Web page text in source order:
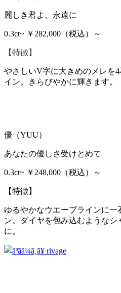
麗しき君よ、永遠に
0.3ct~ ￥282,000（税込）～
【特徴】
やさしいV字に大きめのメレを
イン。きらびやかに輝きます。
優（YUU）
あなたの優しさ受けとめて
0.3ct~ ￥248,000（税込）～
【特徴】
ゆるやかなウエーブラインに一
ン。ダイヤを包み込むようなシ
に。